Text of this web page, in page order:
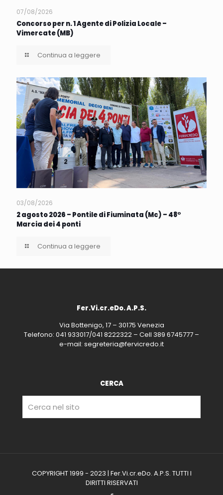
07/08/2026
Concorso per n. 1 Agente di Polizia Locale –
Vimercate (MB)
Continua a leggere
03/08/2026
2 agosto 2026 – Pontile di Fiuminata (Mc) – 48°
Marcia dei 4 ponti
Continua a leggere
Fer.Vi.cr.eDo. A.P.S.
Via Bottenigo, 17 – 30175 Venezia
Telefono: 041 933017/041 8222322 – Cell 389 6745777 –
e-mail: segreteria@fervicredo.it
CERCA
COPYRIGHT 1999 - 2023 | Fer.Vi.cr.eDo. A.P.S. TUTTI I
DIRITTI RISERVATI